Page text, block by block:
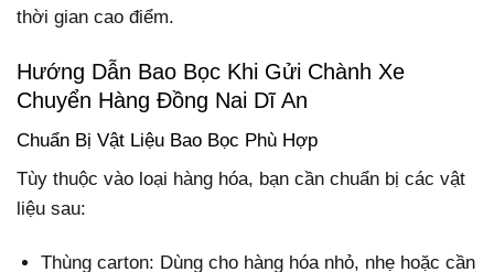
thời gian cao điểm.
Hướng Dẫn Bao Bọc Khi Gửi Chành Xe
Chuyển Hàng Đồng Nai Dĩ An
Chuẩn Bị Vật Liệu Bao Bọc Phù Hợp
Tùy thuộc vào loại hàng hóa, bạn cần chuẩn bị các vật
liệu sau:
Thùng carton: Dùng cho hàng hóa nhỏ, nhẹ hoặc cần